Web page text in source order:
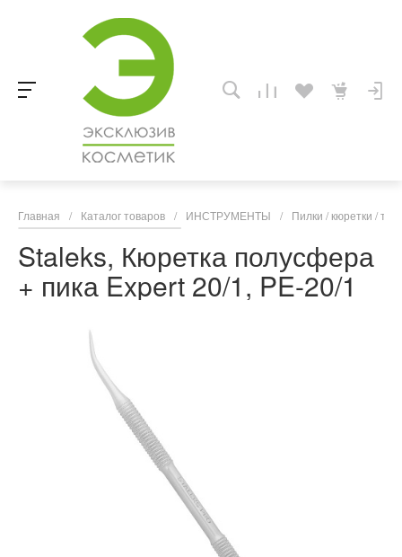
Главная / Каталог товаров / ИНСТРУМЕНТЫ / Пилки / кюретки /
Staleks, Кюретка полусфера
+ пика Expert 20/1, PE-20/1